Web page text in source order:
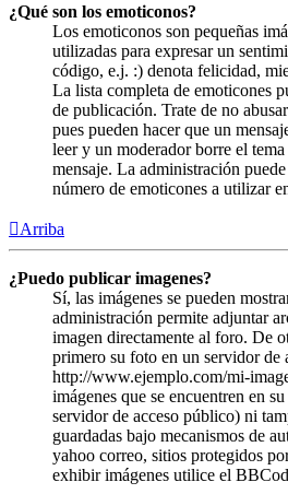
¿Qué son los emoticonos?
Los emoticonos son pequeñas
utilizadas para expresar un
código, e.j. :) denota felicidad,
La lista completa de emoticones
de publicación. Trate de no
pues pueden hacer que un
leer y un moderador borre el
mensaje. La administración
número de emoticones a utilizar
Arriba
¿Puedo publicar imagenes?
Sí, las imágenes se pueden
administración permite adjuntar
imagen directamente al foro. De
primero su foto en un servidor de
http://www.ejemplo.com/mi-
imágenes que se encuentren en
servidor de acceso público) ni
guardadas bajo mecanismos de
yahoo correo, sitios protegidos
exhibir imágenes utilice el